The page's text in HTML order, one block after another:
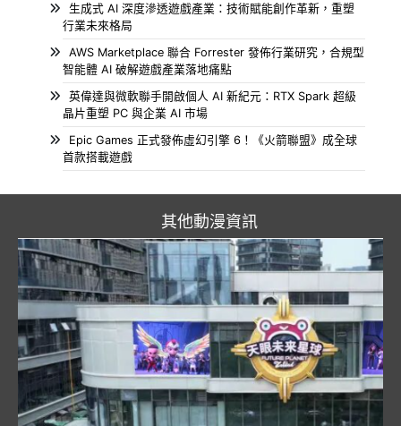
生成式 AI 深度滲透遊戲產業：技術賦能創作革新，重塑
行業未來格局
AWS Marketplace 聯合 Forrester 發佈行業研究，合規型
智能體 AI 破解遊戲產業落地痛點
英偉達與微軟聯手開啟個人 AI 新紀元：RTX Spark 超級
晶片重塑 PC 與企業 AI 市場
Epic Games 正式發佈虛幻引擎 6！《火箭聯盟》成全球
首款搭載遊戲
其他動漫資訊